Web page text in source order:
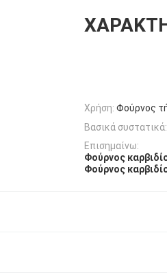
Χρήση: Φούρνος
Βασικά συστατικά:
Επισημαίνω:
Φούρνος
Φούρνος